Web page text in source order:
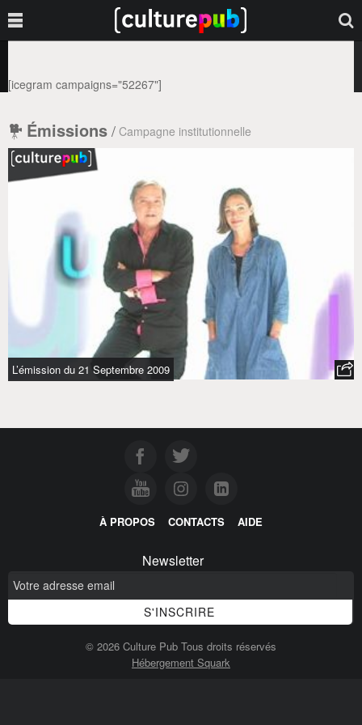
[icegram campaigns="52267"]
Émissions/ Campagne institutionnelle
L’émission du 21 Septembre 2009
À PROPOS CONTACTS AIDE
Newsletter
© 2026 Culture Pub Tous droits réservés
Hébergement Squark